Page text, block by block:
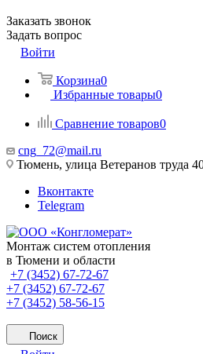
Заказать звонок
Задать вопрос
Войти
Корзина0
Избранные товары0
Сравнение товаров0
cng_72@mail.ru
Тюмень, улица Ветеранов труда
Вконтакте
Telegram
Монтаж систем отопления
в Тюмени и области
+7 (3452) 67-72-67
+7 (3452) 67-72-67
+7 (3452) 58-56-15
Поиск